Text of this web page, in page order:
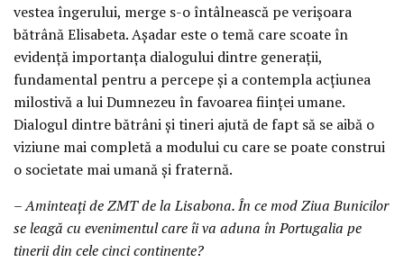
vestea îngerului, merge s-o întâlnească pe verișoara
bătrână Elisabeta. Așadar este o temă care scoate în
evidență importanța dialogului dintre generații,
fundamental pentru a percepe și a contempla acțiunea
milostivă a lui Dumnezeu în favoarea ființei umane.
Dialogul dintre bătrâni și tineri ajută de fapt să se aibă o
viziune mai completă a modului cu care se poate construi
o societate mai umană și fraternă.
– Aminteați de ZMT de la Lisabona. În ce mod Ziua Bunicilor
se leagă cu evenimentul care îi va aduna în Portugalia pe
tinerii din cele cinci continente?